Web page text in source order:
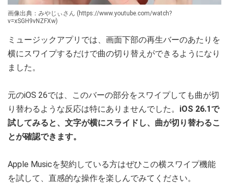
画像出典：みやじぃさん (https://www.youtube.com/watch?
v=xSGH9vNZFXw)
ミュージックアプリでは、画面下部の再生バーのあたりを
横にスワイプするだけで曲の切り替えができるようになり
ました。
元のiOS 26では、このバーの部分をスワイプしても曲が切
り替わるような反応は特にありませんでした。 iOS 26.1で
試してみると、文字が横にスライドし、曲が切り替わるこ
とが確認できます。
Apple Musicを契約している方はぜひこの横スワイプ機能
を試して、直感的な操作を楽しんでみてください。